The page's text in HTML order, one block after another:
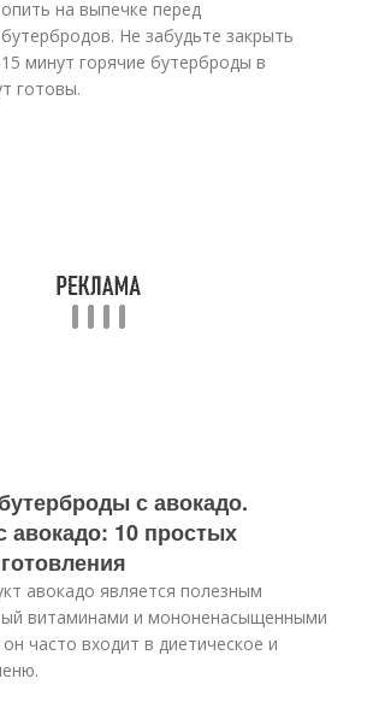
на выпечке перед
Не забудьте закрыть
минут горячие бутерброды в
готовы.
с авокадо.
авокадо: 10 простых
авокадо является полезным
витаминами и мононенасыщенными
часто входит в диетическое и